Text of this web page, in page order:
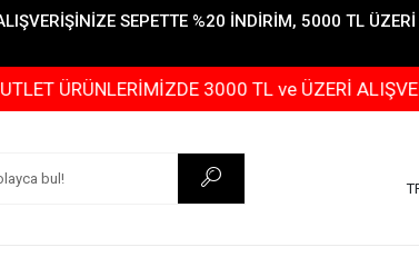
SEPETTE %20 İNDİRİM, 5000 TL
3000 TL ve ÜZERİ